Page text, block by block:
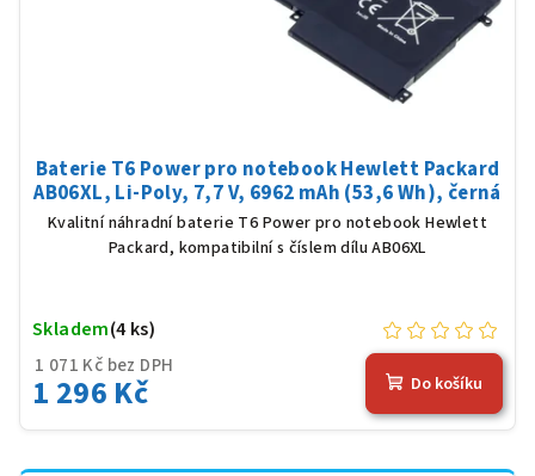
Baterie T6 Power pro notebook Hewlett Packard
AB06XL, Li-Poly, 7,7 V, 6962 mAh (53,6 Wh), černá
Kvalitní náhradní baterie T6 Power pro notebook Hewlett
Packard, kompatibilní s číslem dílu AB06XL
1 071 Kč bez DPH
1 296 Kč
Skladem(4 ks)
Do košíku